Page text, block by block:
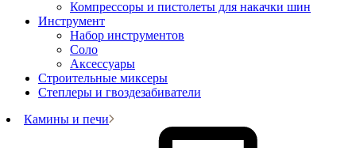
Компрессоры и пистолеты для накачки шин
Инструмент
Набор инструментов
Соло
Аксессуары
Строительные миксеры
Степлеры и гвоздезабиватели
Камины и печи